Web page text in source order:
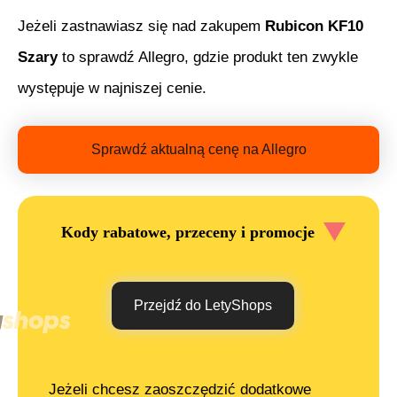
Jeżeli zastnawiasz się nad zakupem Rubicon KF10
Szaryto sprawdź Allegro, gdzie produkt ten zwykle
występuje w najniszej cenie.
Sprawdź aktualną cenę na Allegro
Kody rabatowe, przeceny i promocje
Przejdź do LetyShops
Jeżeli chcesz zaoszczędzić dodatkowe